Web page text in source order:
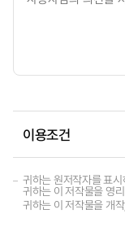
이용조건
귀하는 원저작자를 표
귀하는 이 저작물을 영
귀하는 이 저작물을 개